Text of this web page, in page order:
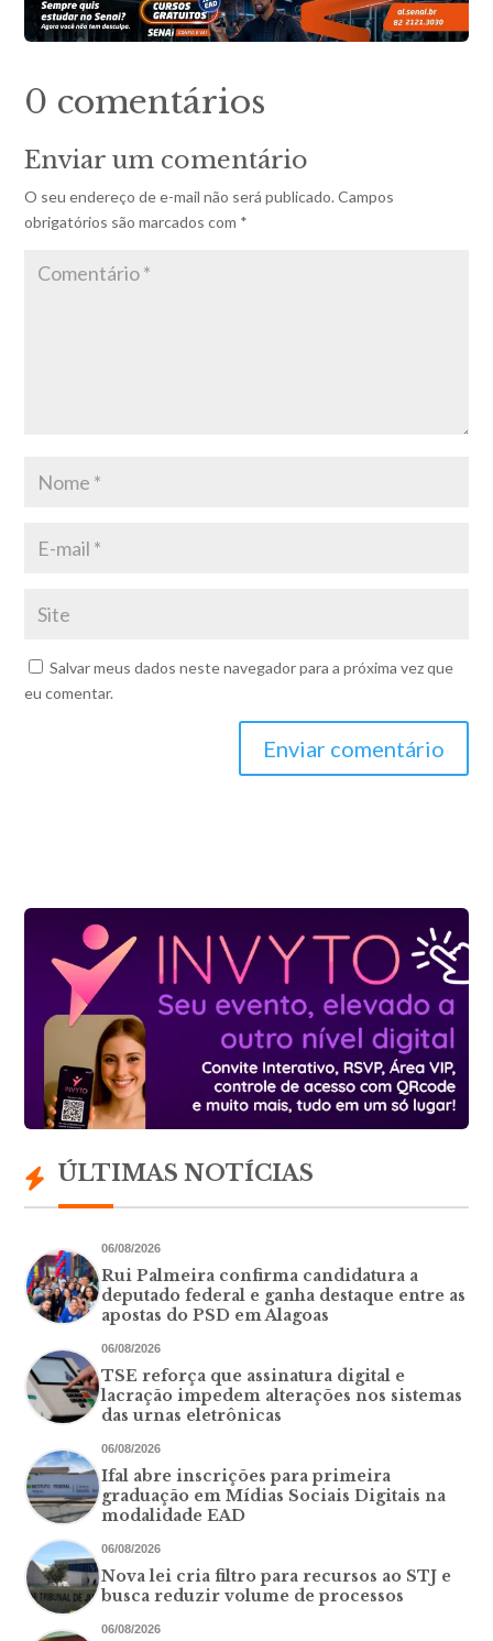
0 comentários
Enviar um comentário
O seu endereço de e-mail não será publicado. Campos
obrigatórios são marcados com *
Salvar meus dados neste navegador para a próxima vez que
eu comentar.
Enviar comentário
ÚLTIMAS NOTÍCIAS
06/08/2026
Rui Palmeira confirma candidatura a
deputado federal e ganha destaque entre as
apostas do PSD em Alagoas
06/08/2026
TSE reforça que assinatura digital e
lacração impedem alterações nos sistemas
das urnas eletrônicas
06/08/2026
Ifal abre inscrições para primeira
graduação em Mídias Sociais Digitais na
modalidade EAD
06/08/2026
Nova lei cria filtro para recursos ao STJ e
busca reduzir volume de processos
06/08/2026